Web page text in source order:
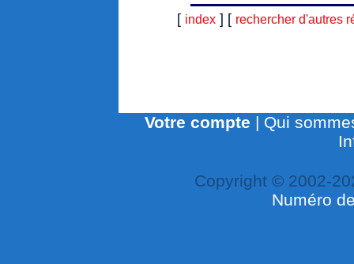
[ index] [ rechercher d'autres
Votre compte | Qui
Copyright © 2002-
Numéro